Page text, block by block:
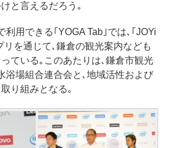
と言えるだろう｡
用できる｢YOGA Tab｣では､｢JOYi
リを通じて､鎌倉の観光案内なども
ている｡このあたりは､鎌倉市観光
浴場組合連合会と､地域活性および
り組みとなる｡